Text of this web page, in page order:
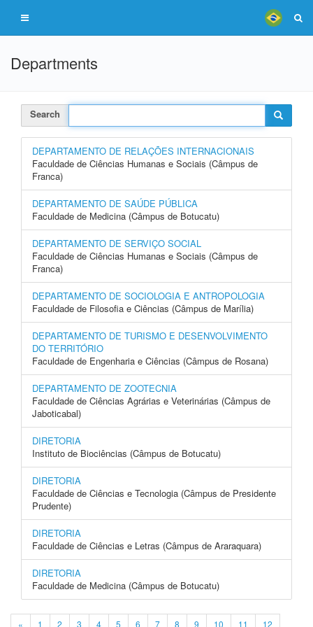
Departments
Search
DEPARTAMENTO DE RELAÇÕES INTERNACIONAIS
Faculdade de Ciências Humanas e Sociais (Câmpus de
Franca)
DEPARTAMENTO DE SAÚDE PÚBLICA
Faculdade de Medicina (Câmpus de Botucatu)
DEPARTAMENTO DE SERVIÇO SOCIAL
Faculdade de Ciências Humanas e Sociais (Câmpus de
Franca)
DEPARTAMENTO DE SOCIOLOGIA E ANTROPOLOGIA
Faculdade de Filosofia e Ciências (Câmpus de Marília)
DEPARTAMENTO DE TURISMO E DESENVOLVIMENTO
DO TERRITÓRIO
Faculdade de Engenharia e Ciências (Câmpus de Rosana)
DEPARTAMENTO DE ZOOTECNIA
Faculdade de Ciências Agrárias e Veterinárias (Câmpus de
Jaboticabal)
DIRETORIA
Instituto de Biociências (Câmpus de Botucatu)
DIRETORIA
Faculdade de Ciências e Tecnologia (Câmpus de Presidente
Prudente)
DIRETORIA
Faculdade de Ciências e Letras (Câmpus de Araraquara)
DIRETORIA
Faculdade de Medicina (Câmpus de Botucatu)
« 1 2 3 4 5 6 7 8 9 10 11 12